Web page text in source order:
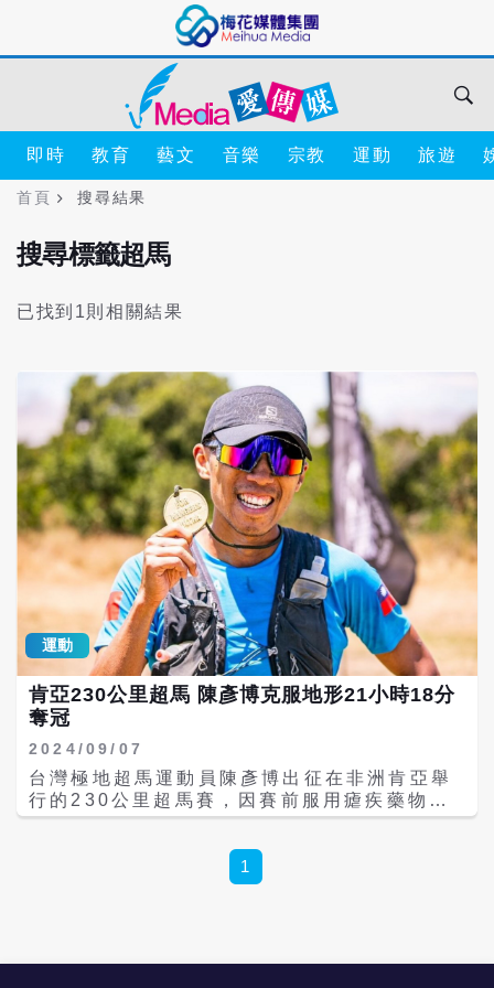
即時 教育 藝文 音樂 宗教 運動 旅遊
首頁 搜尋結果
搜尋標籤超馬
已找到1則相關結果
運動
肯亞230公里超馬 陳彥博克服地形21小時18分
奪冠
2024/09/07
台灣極地超馬運動員陳彥博出征在非洲肯亞舉
行的230公里超馬賽，因賽前服用瘧疾藥物而
導致不舒服，到面對地形考驗、比賽壓力，全
地時間（6日）仍以21小時18分奪得冠軍。 今
年3月陳彥博曾經拿下瑞典500公里不休息極地
1